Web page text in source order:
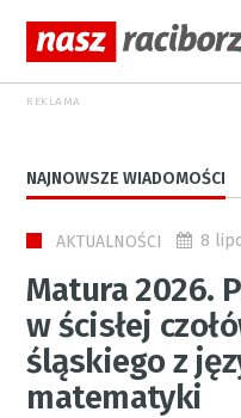
REKLAMA
NAJNOWSZE WIADOMOŚCI
AKTUALNOŚCI 8
Matura 2026.
w ścisłej
śląskiego z
matematyki